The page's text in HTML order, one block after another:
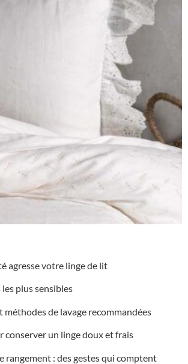
agresse votre linge de lit
plus sensibles
méthodes de lavage recommandées
conserver un linge doux et frais
rangement : des gestes qui comptent